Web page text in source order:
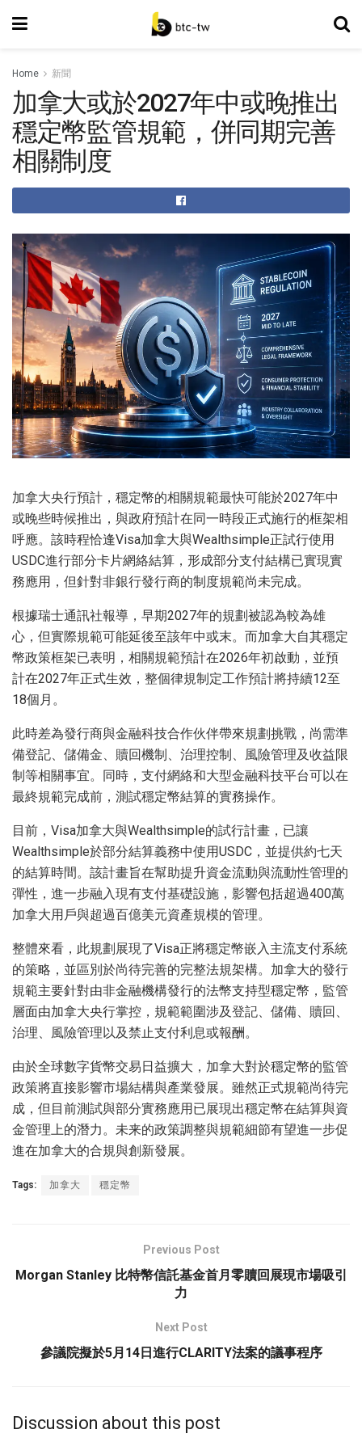
Home 新聞
加拿大或於2027年中或晚推出
穩定幣監管規範，併同期完善
相關制度
加拿大央行預計，穩定幣的相關規範最快可能於2027年中
或晚些時候推出，與政府預計在同一時段正式施行的框架相
呼應。該時程恰逢Visa加拿大與Wealthsimple正試行使用
USDC進行部分卡片網絡結算，形成部分支付結構已實現實
務應用，但針對非銀行發行商的制度規範尚未完成。
根據瑞士通訊社報導，早期2027年的規劃被認為較為雄
心，但實際規範可能延後至該年中或末。而加拿大自其穩定
幣政策框架已表明，相關規範預計在2026年初啟動，並預
計在2027年正式生效，整個律規制定工作預計將持續12至
18個月。
此時差為發行商與金融科技合作伙伴帶來規劃挑戰，尚需準
備登記、儲備金、贖回機制、治理控制、風險管理及收益限
制等相關事宜。同時，支付網絡和大型金融科技平台可以在
最終規範完成前，測試穩定幣結算的實務操作。
目前，Visa加拿大與Wealthsimple的試行計畫，已讓
Wealthsimple於部分結算義務中使用USDC，並提供約七天
的結算時間。該計畫旨在幫助提升資金流動與流動性管理的
彈性，進一步融入現有支付基礎設施，影響包括超過400萬
加拿大用戶與超過百億美元資產規模的管理。
整體來看，此規劃展現了Visa正將穩定幣嵌入主流支付系統
的策略，並區別於尚待完善的完整法規架構。加拿大的發行
規範主要針對由非金融機構發行的法幣支持型穩定幣，監管
層面由加拿大央行掌控，規範範圍涉及登記、儲備、贖回、
治理、風險管理以及禁止支付利息或報酬。
由於全球數字貨幣交易日益擴大，加拿大對於穩定幣的監管
政策將直接影響市場結構與產業發展。雖然正式規範尚待完
成，但目前測試與部分實務應用已展現出穩定幣在結算與資
金管理上的潛力。未来的政策調整與規範細節有望進一步促
進在加拿大的合規與創新發展。
Tags: 加拿大 穩定幣
Previous Post
Morgan Stanley 比特幣信託基金首月零贖回展現市場吸引
力
Next Post
參議院擬於5月14日進行CLARITY法案的議事程序
Discussion about this post